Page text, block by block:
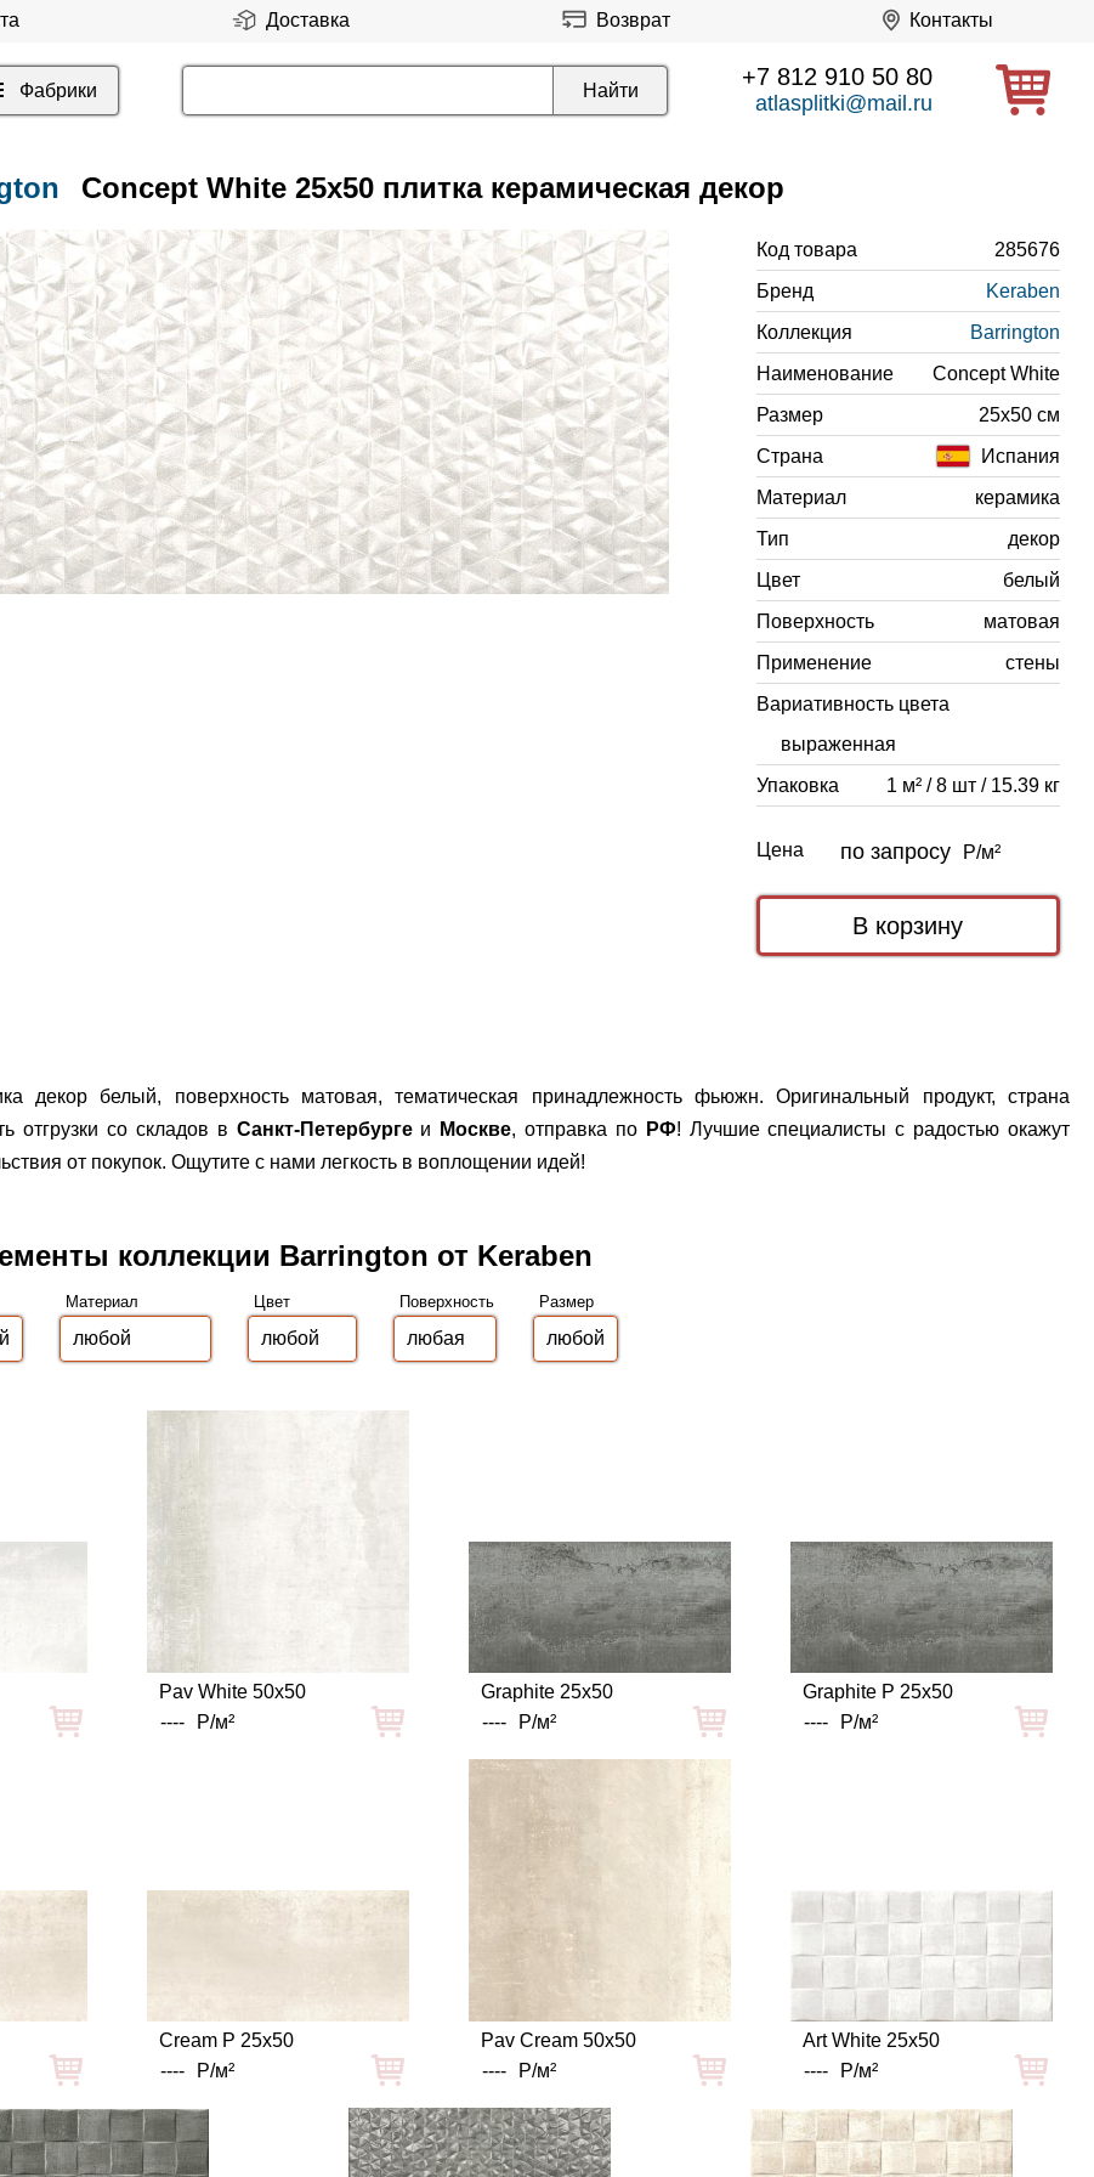
Доставка Возврат Контакты
Фабрики +7 812 910 50 80
atlasplitki@mail.ru
Concept White 25x50 плитка керамическая декор
Код товара
285676
Бренд
Keraben
Коллекция
Barrington
Наименование
Concept White
Размер
25x50 см
Страна
Испания
Материал
керамика
Тип
декор
Цвет
белый
Поверхность
матовая
Применение
стены
Вариативность цвета
выраженная
Упаковка
1 м² / 8 шт / 15.39 кг
Цена по запросу Р/м²
декор белый, поверхность матовая, тематическая принадлежность фьюжн. Оригинальный продукт, страна
отгрузки со складов в Санкт-Петербургеи Москве, отправка по РФ! Лучшие специалисты с радостью окажут
от покупок. Ощутите с нами легкость в воплощении идей!
коллекции Barrington от Keraben
Материал Цвет Поверхность Размер
Pav White 50x50
----
Р/м²
Graphite 25x50
----
Р/м²
Graphite P 25x50
----
Р/м²
Cream P 25x50
----
Р/м²
Pav Cream 50x50
----
Р/м²
Art White 25x50
----
Р/м²